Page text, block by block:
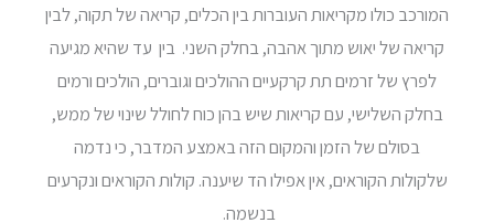
המורכב כולו מקריאות העוברות בין הכלים, קריאה של תקוה, לבין
קריאה של יאוש מתוך אהבה, בחלק השני. בין עד שהיא מגיעה
לפרץ של זרמים תת קרקעיים ההולכים וגוברים, הולכים ורמים
בחלק השלישי, עם קריאות שיש בהן כוח לחולל שינוי של ממש,
בסולם של הזמן והמקום הזה באמצע המדבר, כי נדמה
שלקולות הקוראים, אין אפילו הד שיענה. קולות הקוראים ונקרעים
בנשמה.